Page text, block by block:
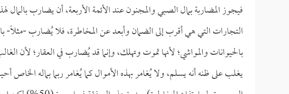
فيجوز المضاربة بمال الصبي والمجنون عند الأئمة الأربعة، أن يضارب بالمال
التجارات التي هي أقرب إلى الضمان وأبعد عن المخاطرة، فلا يُضارب -مثلاً-
بالحيوانات والمواشي؛ لأنها تموت وتهلك، وإنما قد يُضارب في العقار؛ لأن
يغلب على ظنه أنه يسلم، ولا يُغامر بهذه الأموال كما يُغامر ربما بماله الخاص